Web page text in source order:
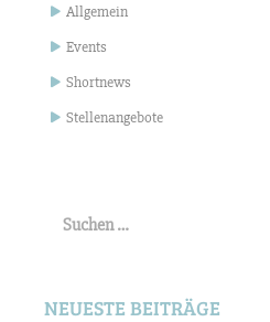
Allgemein
Events
Shortnews
Stellenangebote
nach:
NEUESTE BEITRÄGE